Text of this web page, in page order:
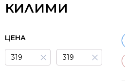
КИЛИМИ
ЦЕНА
× ×